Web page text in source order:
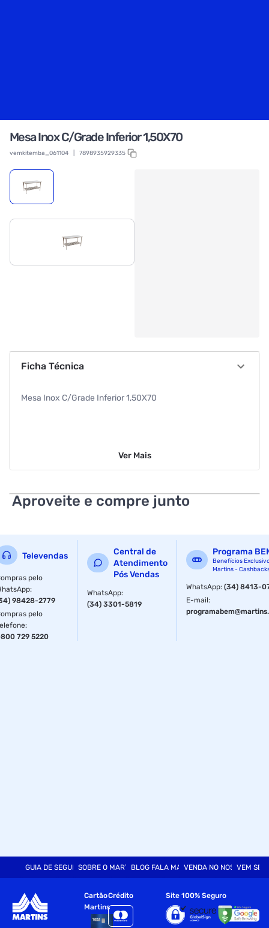
Mesa Inox C/Grade Inferior 1,50X70
vemkitemba_061104 7898935929335
Ficha Técnica
Mesa Inox C/Grade Inferior 1,50X70
Ver Mais
Aproveite e compre junto
Televendas
pelo
:
98428-2779
pelo
:
729 5220
Central de
Atendimento
Pós Vendas
WhatsApp:
(34) 3301-5819
Programa
Benefícios
Martins -
WhatsApp:(34) 8413-
E-mail:
GUIA DE SEGURANÇASOBRE O MARTINSBLOG FALA MARTVENDA NO NOSSO SITE
VEM SER
Cartão
Martins
Crédito Site 100% Seguro